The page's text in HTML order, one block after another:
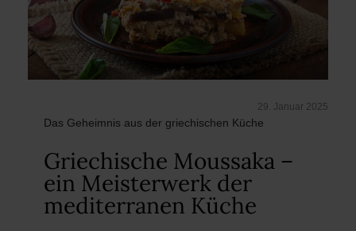
Das Geheimnis aus der griechischen Küche
29. Januar 2025
Griechische Moussaka –
ein Meisterwerk der
mediterranen Küche